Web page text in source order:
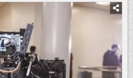
ERST
EINSCHRÄNKUNGEN,
MOBILFUNKNETZ